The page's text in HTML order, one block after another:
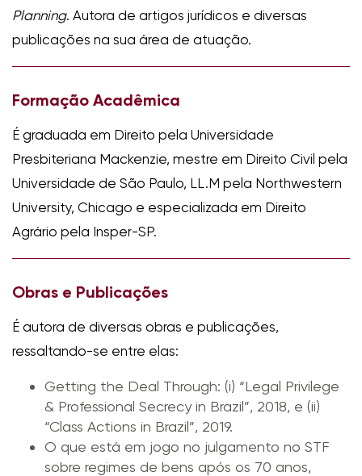
Planning. Autora de artigos jurídicos e diversas
publicações na sua área de atuação.
Formação Acadêmica
É graduada em Direito pela Universidade
Presbiteriana Mackenzie, mestre em Direito Civil pela
Universidade de São Paulo, LL.M pela Northwestern
University, Chicago e especializada em Direito
Agrário pela Insper-SP.
Obras e Publicações
É autora de diversas obras e publicações,
ressaltando-se entre elas:
Getting the Deal Through: (i) “Legal Privilege
& Professional Secrecy in Brazil”, 2018, e (ii)
“Class Actions in Brazil”, 2019.
O que está em jogo no julgamento no STF
sobre regimes de bens após os 70 anos,